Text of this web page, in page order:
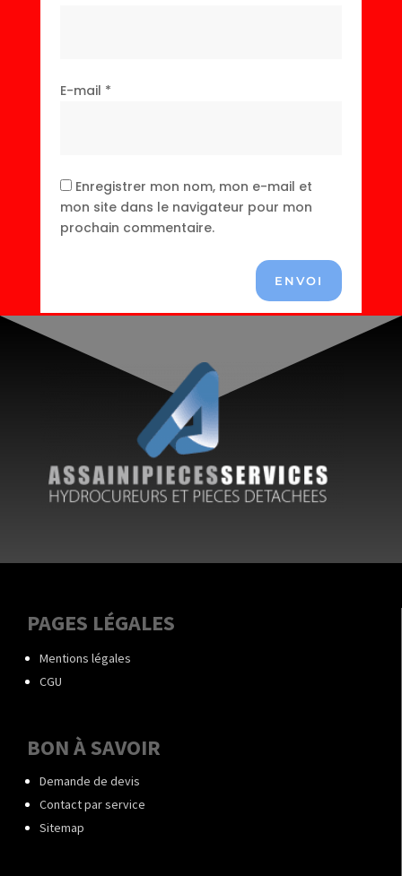
E-mail *
Enregistrer mon nom, mon e-mail et
mon site dans le navigateur pour mon
prochain commentaire.
ENVOI
PAGES LÉGALES
Mentions légales
CGU
BON À SAVOIR
Demande de devis
Contact par service
Sitemap